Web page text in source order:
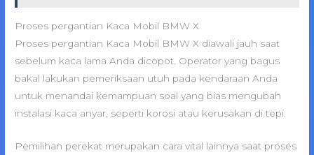
Proses pergantian Kaca Mobil BMW X
Proses pergantian Kaca Mobil BMW X diawali jauh saat
sebelum kaca lama Anda dicopot. Operator yang bagus
bakal lakukan pemeriksaan utuh pada kendaraan Anda
untuk menandai kemampuan soal yang bias mengubah
instalasi kaca anyar, seperti korosi atau kerusakan di tepi.
Pemilihan perekat merupakan cara vital lainnya saat proses